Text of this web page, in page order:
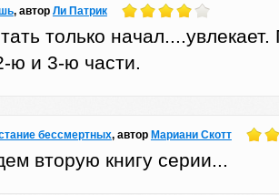
, автор Ли Патрик
только
ю и 3-ю части.
бессмертных, автор Мариани Скотт
вторую книгу серии...